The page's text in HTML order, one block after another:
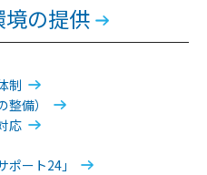
の提供
制
備）
応
ート24」